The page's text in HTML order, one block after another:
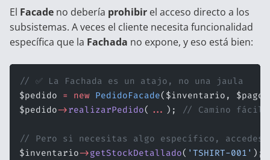
El Facade no debería prohibir el acceso directo a los
subsistemas. A veces el cliente necesita funcionalidad
específica que la Fachada no expone, y eso está bien:
// ✅ La Fachada es un atajo, no una jaula
$pedido = new PedidoFacade($inventario,
$pedido->realizarPedido( ... ); // Camino fácil
// Pero si necesitas algo específico, accedes
$inventario->getStockDetallado( 'TSHIRT-001' );